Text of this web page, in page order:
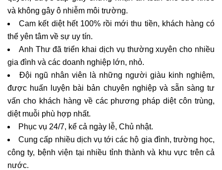
và không gây ô nhiễm môi trường.
Cam kết diệt hết 100% rồi mới thu tiền, khách hàng có
thể yên tâm về sự uy tín.
Anh Thư đã triển khai dịch vụ thường xuyên cho nhiều
gia đình và các doanh nghiệp lớn, nhỏ.
Đội ngũ nhân viên là những người giàu kinh nghiệm,
được huấn luyện bài bản chuyên nghiệp và sẵn sàng tư
vấn cho khách hàng về các phương pháp diệt côn trùng,
diệt muỗi phù hợp nhất.
Phục vụ 24/7, kể cả ngày lễ, Chủ nhật.
Cung cấp nhiều dịch vụ tới các hộ gia đình, trường học,
công ty, bệnh viện tại nhiều tỉnh thành và khu vực trên cả
nước.